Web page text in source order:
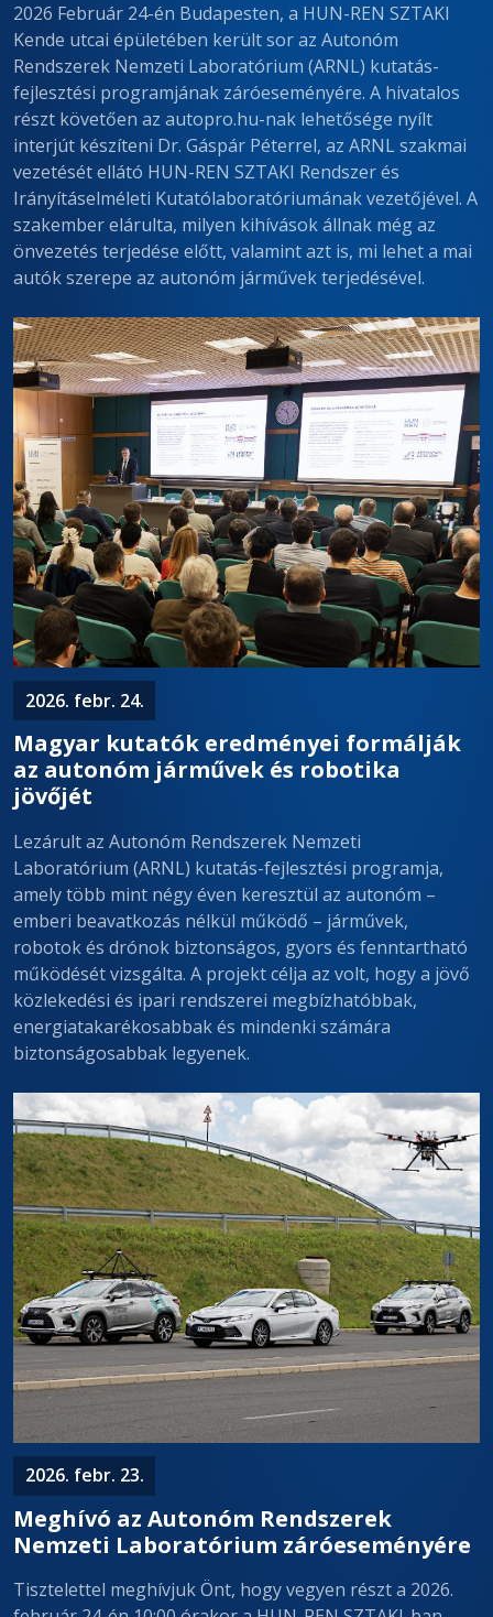
2026 Február 24-én Budapesten, a HUN-REN SZTAKI
Kende utcai épületében került sor az Autonóm
Rendszerek Nemzeti Laboratórium (ARNL) kutatás-
fejlesztési programjának záróeseményére. A hivatalos
részt követően az autopro.hu-nak lehetősége nyílt
interjút készíteni Dr. Gáspár Péterrel, az ARNL szakmai
vezetését ellátó HUN-REN SZTAKI Rendszer és
Irányításelméleti Kutatólaboratóriumának vezetőjével. A
szakember elárulta, milyen kihívások állnak még az
önvezetés terjedése előtt, valamint azt is, mi lehet a mai
autók szerepe az autonóm járművek terjedésével.
2026. febr. 24.
Magyar kutatók eredményei formálják
az autonóm járművek és robotika
jövőjét
Lezárult az Autonóm Rendszerek Nemzeti
Laboratórium (ARNL) kutatás-fejlesztési programja,
amely több mint négy éven keresztül az autonóm –
emberi beavatkozás nélkül működő – járművek,
robotok és drónok biztonságos, gyors és fenntartható
működését vizsgálta. A projekt célja az volt, hogy a jövő
közlekedési és ipari rendszerei megbízhatóbbak,
energiatakarékosabbak és mindenki számára
biztonságosabbak legyenek.
2026. febr. 23.
Meghívó az Autonóm Rendszerek
Nemzeti Laboratórium záróeseményére
Tisztelettel meghívjuk Önt, hogy vegyen részt a 2026.